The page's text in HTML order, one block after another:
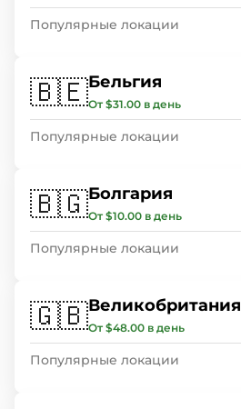
Популярные локации
🇧🇪Бельгия
От $31.00 в день
Популярные локации
🇧🇬Болгария
От $10.00 в день
Популярные локации
🇬🇧Великобритания
От $48.00 в день
Популярные локации